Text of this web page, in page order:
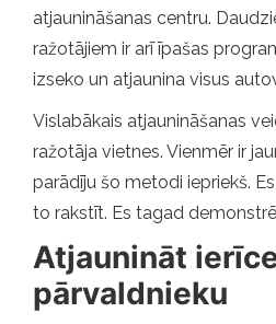
atjaunināšanas centru.
ražotājiem ir arī īpašas
izseko un atjaunina visus
Vislabākais atjaunināšanas
ražotāja vietnes. Vienmēr ir
parādīju šo metodi iepriekš.
to rakstīt. Es tagad
Atjaunināt
pārvaldnieku